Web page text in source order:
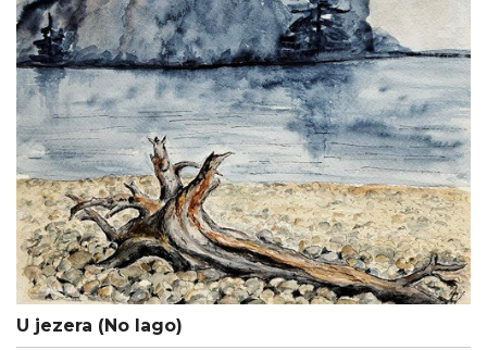
U jezera (No lago)